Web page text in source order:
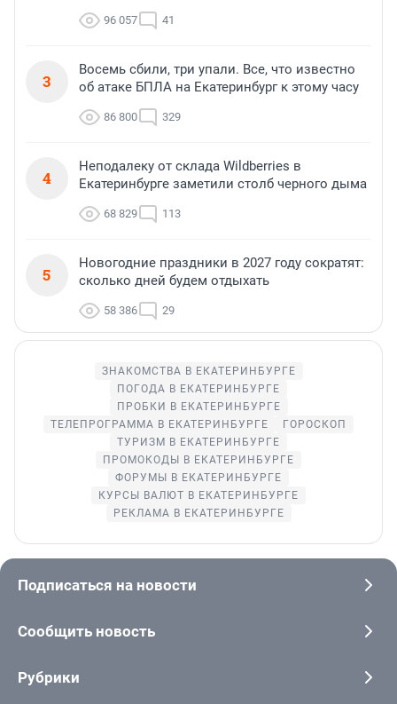
96 057 41
3
Восемь сбили, три упали. Все, что известно
об атаке БПЛА на Екатеринбург к этому часу
86 800 329
4
Неподалеку от склада Wildberries в
Екатеринбурге заметили столб черного дыма
68 829 113
5
Новогодние праздники в 2027 году сократят:
сколько дней будем отдыхать
58 386 29
ЗНАКОМСТВА В ЕКАТЕРИНБУРГЕ
ПОГОДА В ЕКАТЕРИНБУРГЕ
ПРОБКИ В ЕКАТЕРИНБУРГЕ
ТЕЛЕПРОГРАММА В ЕКАТЕРИНБУРГЕ
ГОРОСКОП
ТУРИЗМ В ЕКАТЕРИНБУРГЕ
ПРОМОКОДЫ В ЕКАТЕРИНБУРГЕ
ФОРУМЫ В ЕКАТЕРИНБУРГЕ
КУРСЫ ВАЛЮТ В ЕКАТЕРИНБУРГЕ
РЕКЛАМА В ЕКАТЕРИНБУРГЕ
Подписаться на новости
Сообщить новость
Рубрики